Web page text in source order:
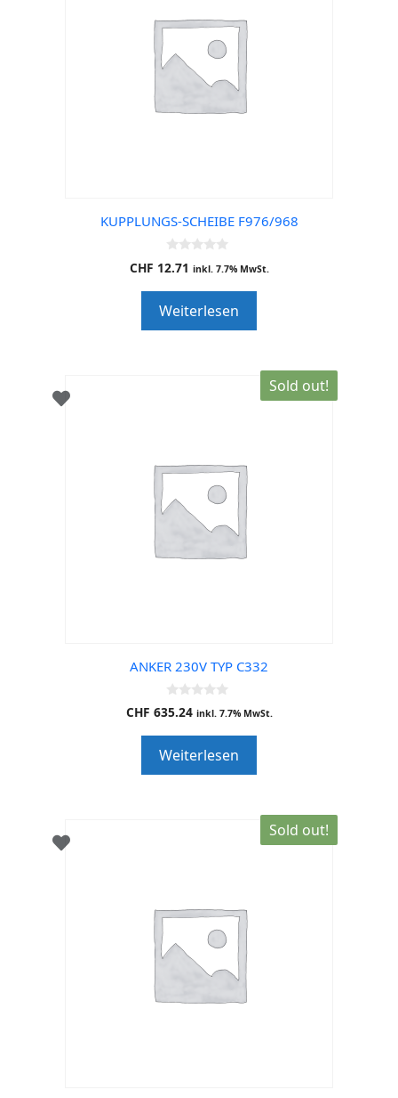
KUPPLUNGS-SCHEIBE F976/968
0
o
o
f
5
CHF 12.71 inkl. 7.7% MwSt.
Weiterlesen
Sold out!
ANKER 230V TYP C332
0
o
o
f
5
CHF 635.24 inkl. 7.7% MwSt.
Weiterlesen
Sold out!